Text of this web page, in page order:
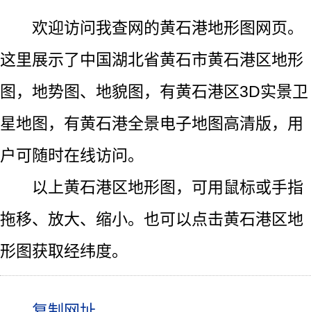
欢迎访问我查网的黄石港地形图网页。
这里展示了中国湖北省黄石市黄石港区地形
图，地势图、地貌图，有黄石港区3D实景卫
星地图，有黄石港全景电子地图高清版，用
户可随时在线访问。
以上黄石港区地形图，可用鼠标或手指
拖移、放大、缩小。也可以点击黄石港区地
形图获取经纬度。